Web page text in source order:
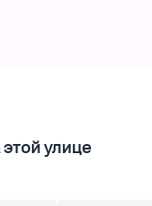
этой улице